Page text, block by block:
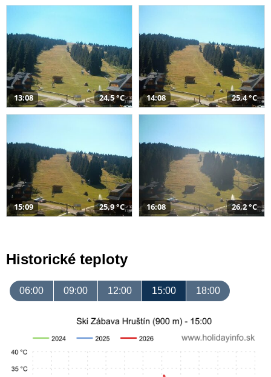
13:08 24,5 °C 14:08 25,4 °C
15:09 25,9 °C 16:08 26,2 °C
Historické teploty
06:00 09:00 12:00 15:00 18:00